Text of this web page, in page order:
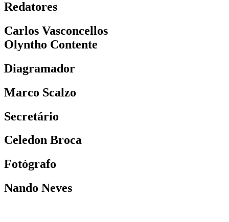
Redatores
Carlos Vasconcellos
Olyntho Contente
Diagramador
Marco Scalzo
Secretário
Celedon Broca
Fotógrafo
Nando Neves